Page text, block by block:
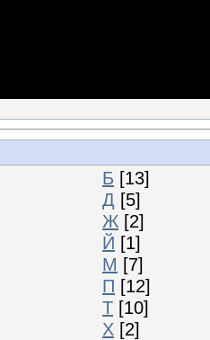
Б [13]
Д [5]
Ж [2]
Й [1]
М [7]
П [12]
Т [10]
Х [2]